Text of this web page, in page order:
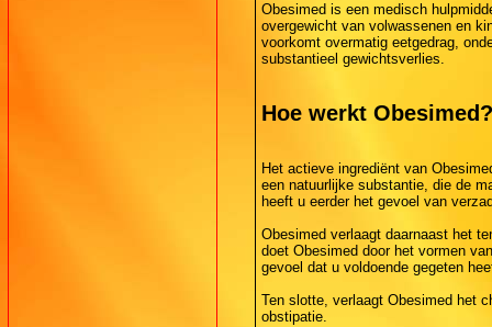
Obesimed is een medisch
overgewicht van volwassenen en
voorkomt overmatig eetgedrag,
substantieel gewichtsverlies.
Hoe werkt Obesimed?
Het actieve ingrediënt van
een natuurlijke substantie, die de
heeft u eerder het gevoel van
Obesimed verlaagt daarnaast het
doet Obesimed door het vormen
gevoel dat u voldoende gegeten
Ten slotte, verlaagt Obesimed het
obstipatie.